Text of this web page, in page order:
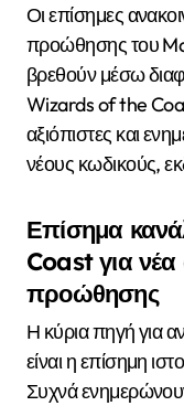
Οι επίσημες
προώθησης του
βρεθούν μέσω
Wizards of the
αξιόπιστες και
νέους κωδικούς,
Επίσημα
Coast για νέα
προώθησης
Η κύρια πηγή για
είναι η επίσημη
Συχνά